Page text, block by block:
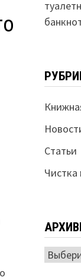
Статьи
Чистка
Архивы